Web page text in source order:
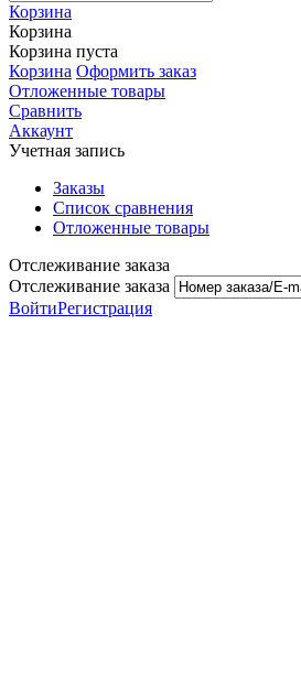
Корзина
Корзина
Корзина пуста
Корзина Оформить заказ
Отложенные товары
Сравнить
Аккаунт
Учетная запись
Заказы
Список сравнения
Отложенные товары
Отслеживание заказа
Отслеживание заказа
ВойтиРегистрация